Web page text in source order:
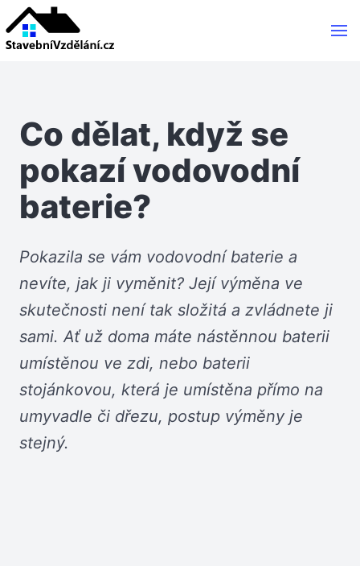
Co dělat, když se
pokazí vodovodní
baterie?
Pokazila se vám vodovodní baterie a
nevíte, jak ji vyměnit? Její výměna ve
skutečnosti není tak složitá a zvládnete ji
sami. Ať už doma máte nástěnnou baterii
umístěnou ve zdi, nebo baterii
stojánkovou, která je umístěna přímo na
umyvadle či dřezu, postup výměny je
stejný.